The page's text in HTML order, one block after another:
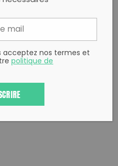
acceptez nos termes et
politique de